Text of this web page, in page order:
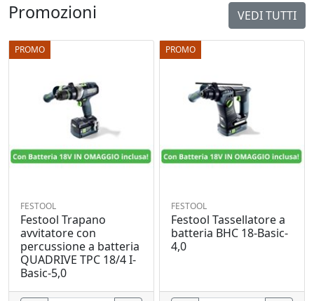
Promozioni VEDI TUTTI
PROMO
FESTOOL
Festool Trapano
avvitatore con
percussione a batteria
QUADRIVE TPC 18/4 I-
Basic-5,0
PROMO
FESTOOL
Festool Tassellatore a
batteria BHC 18-Basic-
4,0